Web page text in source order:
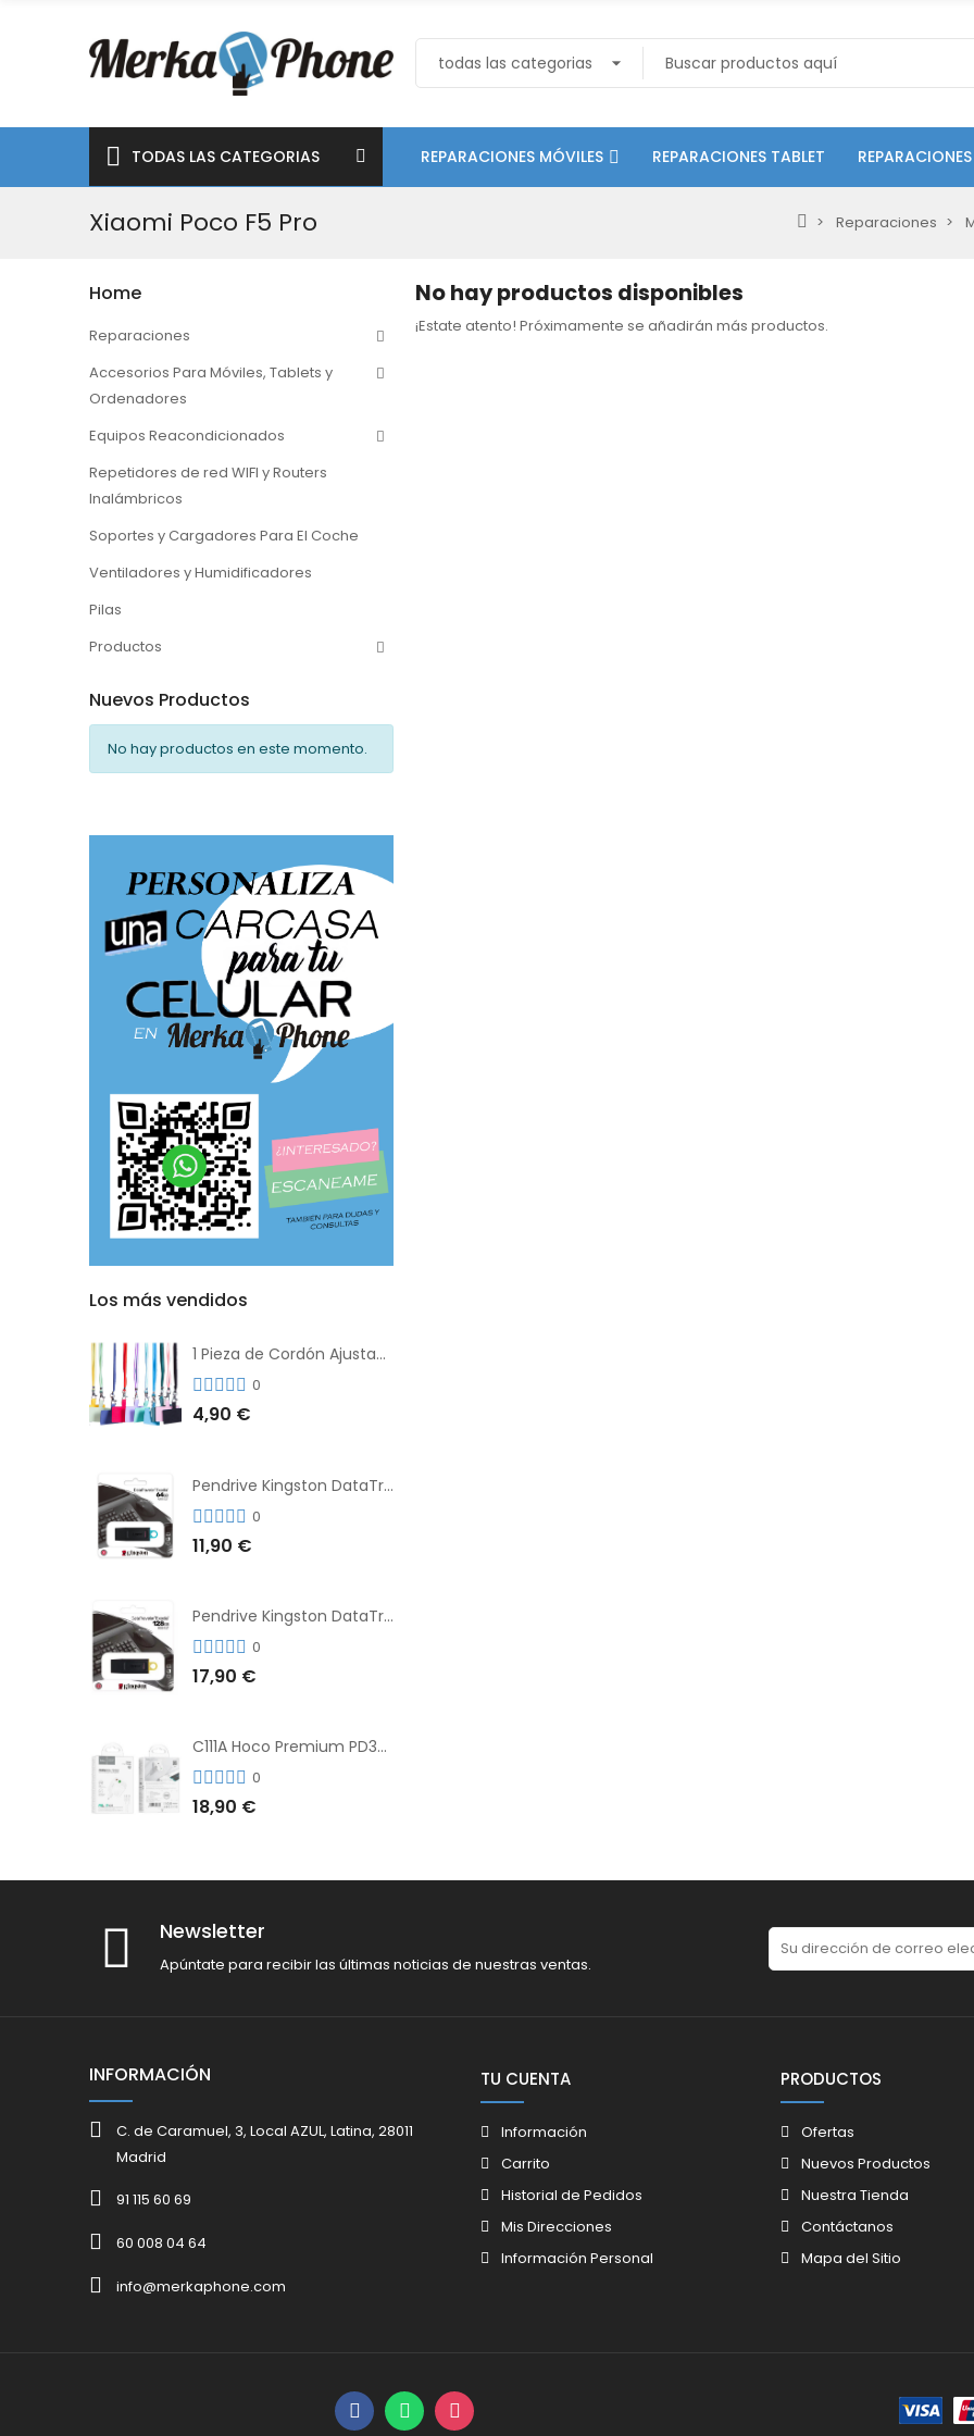
TODAS LAS CATEGORIAS REPARACIONES MÓVILES REPARACIONES TABLET
Xiaomi Poco F5 Pro Reparaciones
Home
Reparaciones
Accesorios Para Móviles, Tablets y
Ordenadores
Equipos Reacondicionados
Repetidores de red WIFI y Routers
Inalámbricos
Soportes y Cargadores Para El Coche
Ventiladores y Humidificadores
Pilas
Productos
Nuevos Productos
No hay productos en este momento.
Los más vendidos
1 Pieza de Cordón Ajustable Universal Para el Teléfono Con Clip Antipérdida
0
4,90 €
Pendrive Kingston DataTraveler® Exodia™ 64GB 3.2'
0
11,90 €
Pendrive Kingston DataTraveler® Exodia™ 128GB 3.2´
0
17,90 €
C111A Hoco Premium PD30W Adaptador de Carga Rápida Puerto Dual USB+Tipo C + Cable
0
18,90 €
No hay productos disponibles
¡Estate atento! Próximamente se añadirán más productos.
Newsletter
Apúntate para recibir las últimas noticias de nuestras ventas.
INFORMACIÓN
C. de Caramuel, 3, Local AZUL, Latina, 28011
Madrid
91 115 60 69
60 008 04 64
info@merkaphone.com
TU CUENTA
Información
Carrito
Historial de Pedidos
Mis Direcciones
Información Personal
PRODUCTOS
Ofertas
Nuevos Productos
Nuestra Tienda
Contáctanos
Mapa del Sitio